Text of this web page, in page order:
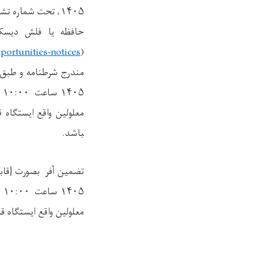
۱۴۰۵، تحت شماره تشخصیه
حافظه یا فلش
(
notices
مندرج شرطنامه و
۱۴۰۵ ساعت ۱۰:۰۰ قبل از ظهر }به شعبه جلسه آفر گشایی آمریت تدارکات
معلولین واقع
باشد.
تضمین آفر بصورت
۱۴۰۵ ساعت ۱۰:۰۰ قبل از ظهر }
معلولین واقع